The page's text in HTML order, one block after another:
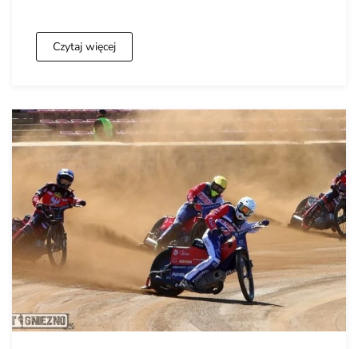
Czytaj więcej